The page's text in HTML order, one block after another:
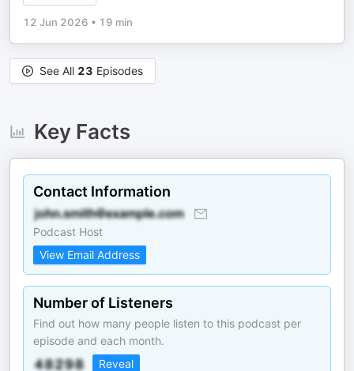
12 Jun 2026 • 19 min
See All 23 Episodes
Key Facts
Contact Information
Podcast Host
View Email Address
Number of Listeners
Find out how many people listen to this podcast per
episode and each month.
Reveal